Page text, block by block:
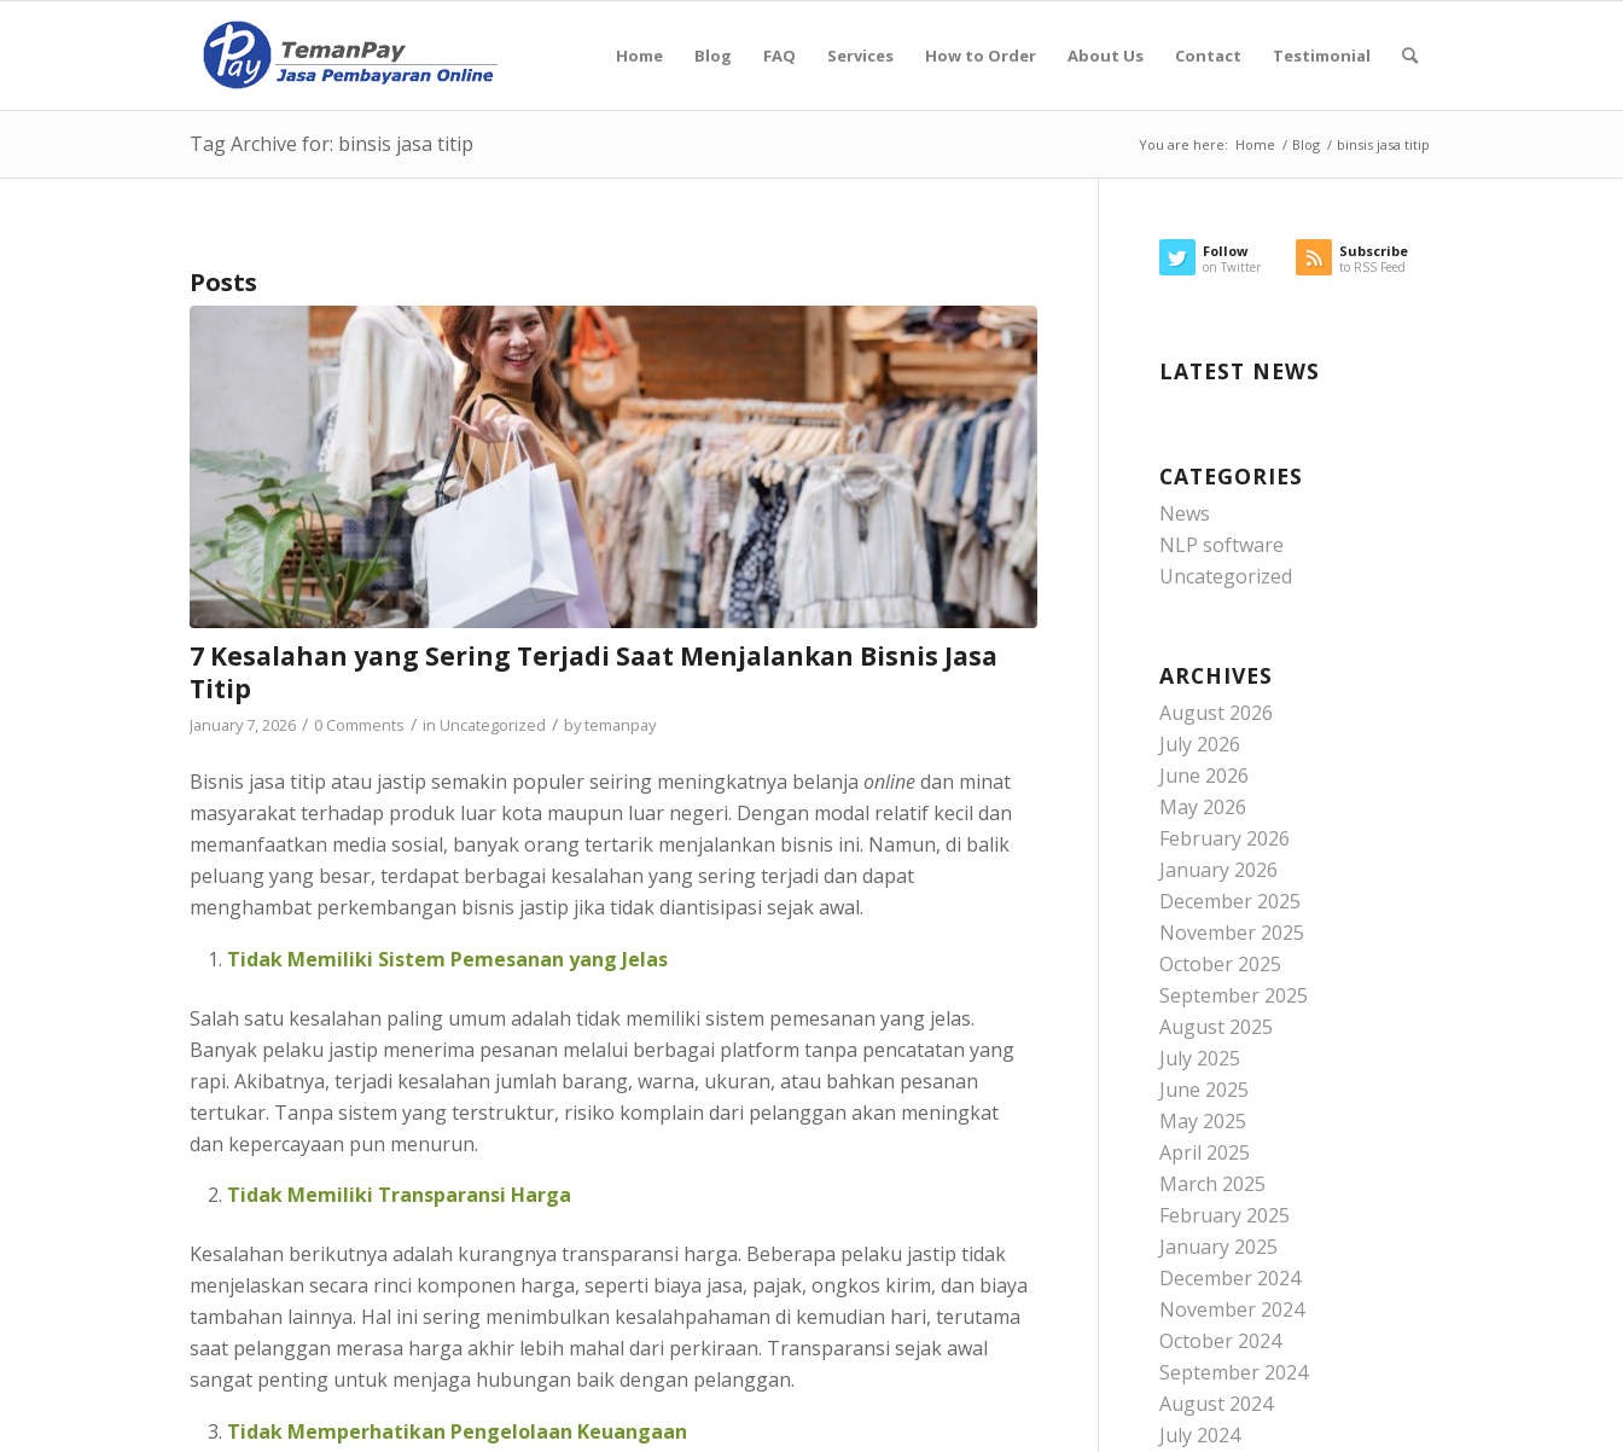
Home Blog FAQ Services How to Order About Us Contact Testimonial
Tag Archive for: binsis jasa titip You are here: Home / Blog / binsis jasa titip
Posts
7 Kesalahan yang Sering Terjadi Saat Menjalankan Bisnis Jasa
Titip
January 7, 2026 / 0 Comments / in Uncategorized / bytemanpay
Bisnis jasa titip atau jastip semakin populer seiring meningkatnya belanja onlinedan minat
masyarakat terhadap produk luar kota maupun luar negeri. Dengan modal relatif kecil dan
memanfaatkan media sosial, banyak orang tertarik menjalankan bisnis ini. Namun, di balik
peluang yang besar, terdapat berbagai kesalahan yang sering terjadi dan dapat
menghambat perkembangan bisnis jastip jika tidak diantisipasi sejak awal.
Tidak Memiliki Sistem Pemesanan yang Jelas
Salah satu kesalahan paling umum adalah tidak memiliki sistem pemesanan yang jelas.
Banyak pelaku jastip menerima pesanan melalui berbagai platform tanpa pencatatan yang
rapi. Akibatnya, terjadi kesalahan jumlah barang, warna, ukuran, atau bahkan pesanan
tertukar. Tanpa sistem yang terstruktur, risiko komplain dari pelanggan akan meningkat
dan kepercayaan pun menurun.
Tidak Memiliki Transparansi Harga
Kesalahan berikutnya adalah kurangnya transparansi harga. Beberapa pelaku jastip tidak
menjelaskan secara rinci komponen harga, seperti biaya jasa, pajak, ongkos kirim, dan biaya
tambahan lainnya. Hal ini sering menimbulkan kesalahpahaman di kemudian hari, terutama
saat pelanggan merasa harga akhir lebih mahal dari perkiraan. Transparansi sejak awal
sangat penting untuk menjaga hubungan baik dengan pelanggan.
Tidak Memperhatikan Pengelolaan Keuangaan
Follow
on Twitter
Subscribe
to RSS Feed
LATEST NEWS
CATEGORIES
News
NLP software
Uncategorized
ARCHIVES
August 2026
July 2026
June 2026
May 2026
February 2026
January 2026
December 2025
November 2025
October 2025
September 2025
August 2025
July 2025
June 2025
May 2025
April 2025
March 2025
February 2025
January 2025
December 2024
November 2024
October 2024
September 2024
August 2024
July 2024